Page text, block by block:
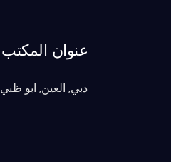
عنوان المكتب
دبي, العين, ابو ظبي